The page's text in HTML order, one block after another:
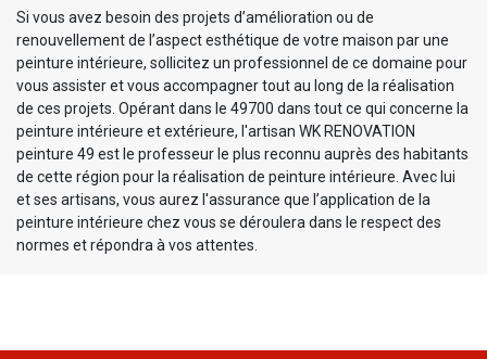
Si vous avez besoin des projets d’amélioration ou de
renouvellement de l’aspect esthétique de votre maison par une
peinture intérieure, sollicitez un professionnel de ce domaine pour
vous assister et vous accompagner tout au long de la réalisation
de ces projets. Opérant dans le 49700 dans tout ce qui concerne la
peinture intérieure et extérieure, l'artisan WK RENOVATION
peinture 49 est le professeur le plus reconnu auprès des habitants
de cette région pour la réalisation de peinture intérieure. Avec lui
et ses artisans, vous aurez l'assurance que l’application de la
peinture intérieure chez vous se déroulera dans le respect des
normes et répondra à vos attentes.